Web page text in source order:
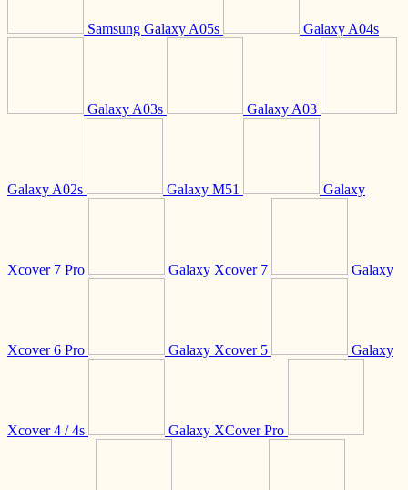
Samsung Galaxy A05s Galaxy A04s
Galaxy A03s Galaxy A03
Galaxy A02s Galaxy M51 Galaxy
Xcover 7 Pro Galaxy Xcover 7 Galaxy
Xcover 6 Pro Galaxy Xcover 5 Galaxy
Xcover 4 / 4s Galaxy XCover Pro